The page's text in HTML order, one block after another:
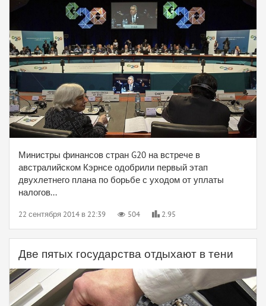
Министры финансов стран G20 на встрече в
австралийском Кэрнсе одобрили первый этап
двухлетнего плана по борьбе с уходом от уплаты
налогов...
22 сентября 2014 в 22:39 504 2.95
Две пятых государства отдыхают в тени